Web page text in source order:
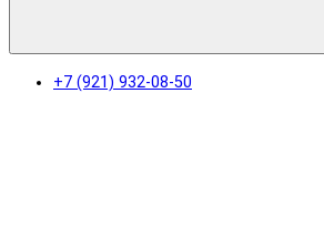
+7 (921) 932-08-50